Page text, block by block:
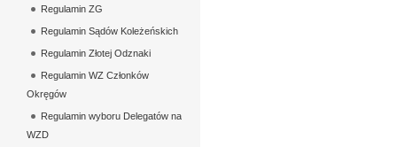
Regulamin ZG
Regulamin Sądów Koleżeńskich
Regulamin Złotej Odznaki
Regulamin WZ Członków
Okręgów
Regulamin wyboru Delegatów na
WZD